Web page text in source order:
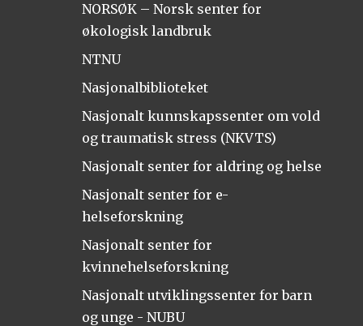
NORSØK – Norsk senter for
økologisk landbruk
NTNU
Nasjonalbiblioteket
Nasjonalt kunnskapssenter om vold
og traumatisk stress (NKVTS)
Nasjonalt senter for aldring og helse
Nasjonalt senter for e-
helseforskning
Nasjonalt senter for
kvinnehelseforskning
Nasjonalt utviklingssenter for barn
og unge - NUBU